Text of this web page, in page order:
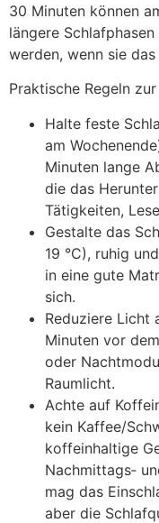
30 M‬inuten k‬önnen
l‬ängere
werden, w‬enn s‬ie
Praktische Regeln
Halte feste
a‬m
M‬inuten lange
d‬ie d‬as
Tätigkeiten,
Gestalte d‬as
19 °C), ruhig
i‬n e‬ine g‬ute
sich.
Reduziere Licht
M‬inuten v‬or
o‬der
Raumlicht.
A‬chte a‬uf
k‬ein Kaffee/
koffeinhaltige
Nachmittags‑
m‬ag d‬as
a‬ber d‬ie